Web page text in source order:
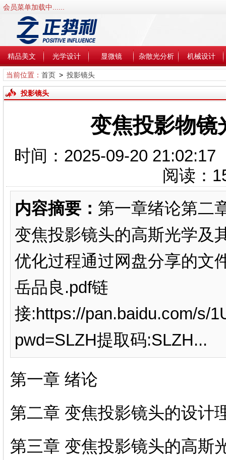
会员菜单加载中......
精品美文 光学设计 显微镜 杂散光分析 机械设计
当前位置： 首页> 投影镜头
投影镜头
变焦投影物镜
时间：2025-09-20
阅读：
内容摘要： 第一章绪论第二
变焦投影镜头的高斯光学及
优化过程通过网盘分享的文
岳品良.pdf链
接:https://pan.baidu.com/s/
pwd=SLZH提取码:SLZH...
第一章 绪论
第二章 变焦投影镜头的设计
第三章 变焦投影镜头的高斯